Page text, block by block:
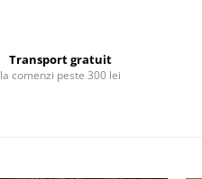
Transport gratuit
la comenzi peste 300 lei